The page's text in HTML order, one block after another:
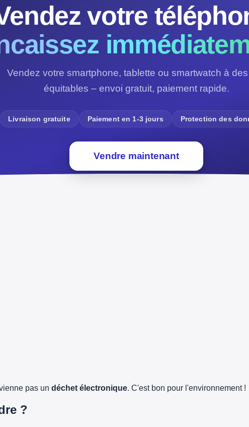
votre
Vendez votre smartphone, tablette ou smartwatch à
équitables – envoi gratuit, paiement rapide.
Livraison gratuite Paiement en 1-3 jours Protection des
Vendre maintenant
pas un déchet électronique. C'est bon pour l'environnement !
?